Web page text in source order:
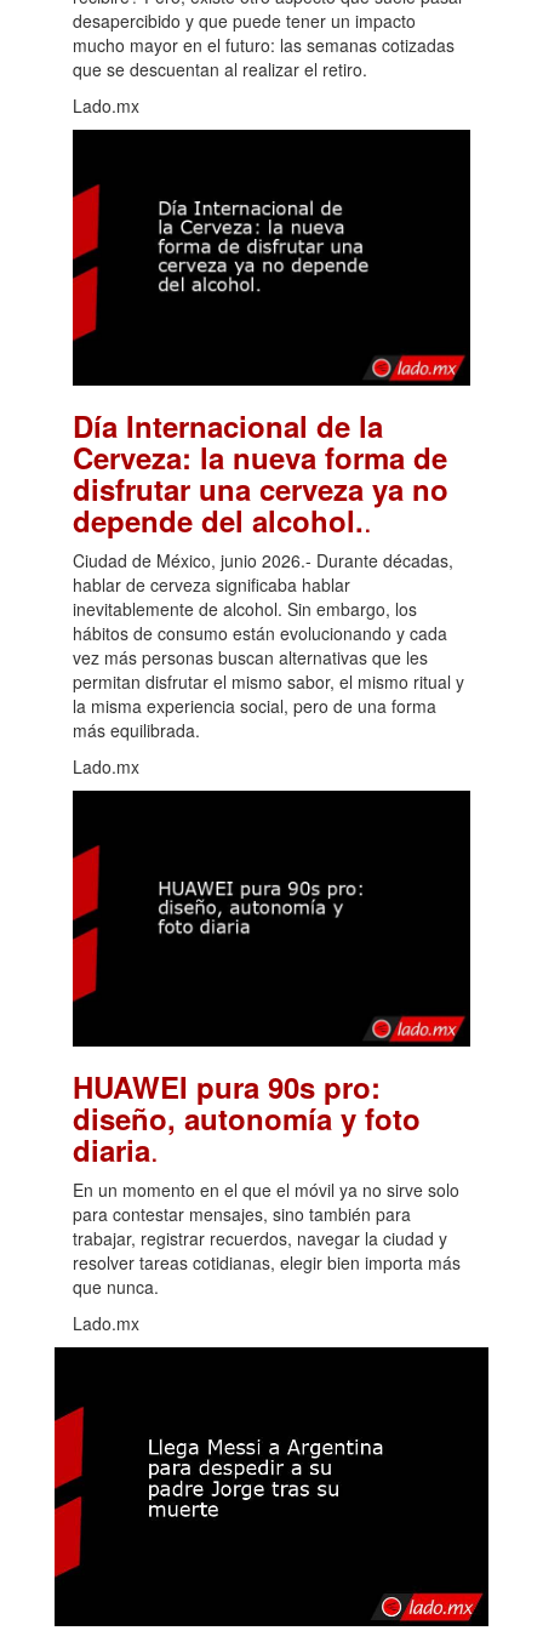
desapercibido y que puede tener un impacto
mucho mayor en el futuro: las semanas cotizadas
que se descuentan al realizar el retiro.
Lado.mx
Día Internacional de la
Cerveza: la nueva forma de
disfrutar una cerveza ya no
depende del alcohol..
Ciudad de México, junio 2026.- Durante décadas,
hablar de cerveza significaba hablar
inevitablemente de alcohol. Sin embargo, los
hábitos de consumo están evolucionando y cada
vez más personas buscan alternativas que les
permitan disfrutar el mismo sabor, el mismo ritual y
la misma experiencia social, pero de una forma
más equilibrada.
Lado.mx
HUAWEI pura 90s pro:
diseño, autonomía y foto
diaria.
En un momento en el que el móvil ya no sirve solo
para contestar mensajes, sino también para
trabajar, registrar recuerdos, navegar la ciudad y
resolver tareas cotidianas, elegir bien importa más
que nunca.
Lado.mx